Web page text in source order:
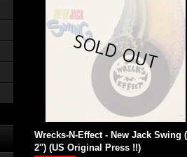
Wrecks-N-Effect - New Jack Swing
2'') (US Original Press !!)